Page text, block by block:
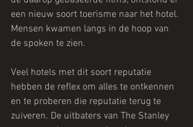
een nieuw soort toerisme naar het hotel.
Mensen kwamen langs in de hoop van
de spoken te zien.
Veel hotels met dit soort reputatie
hebben de reflex om alles te ontkennen
en te proberen die reputatie terug te
zuiveren. De uitbaters van The Stanley